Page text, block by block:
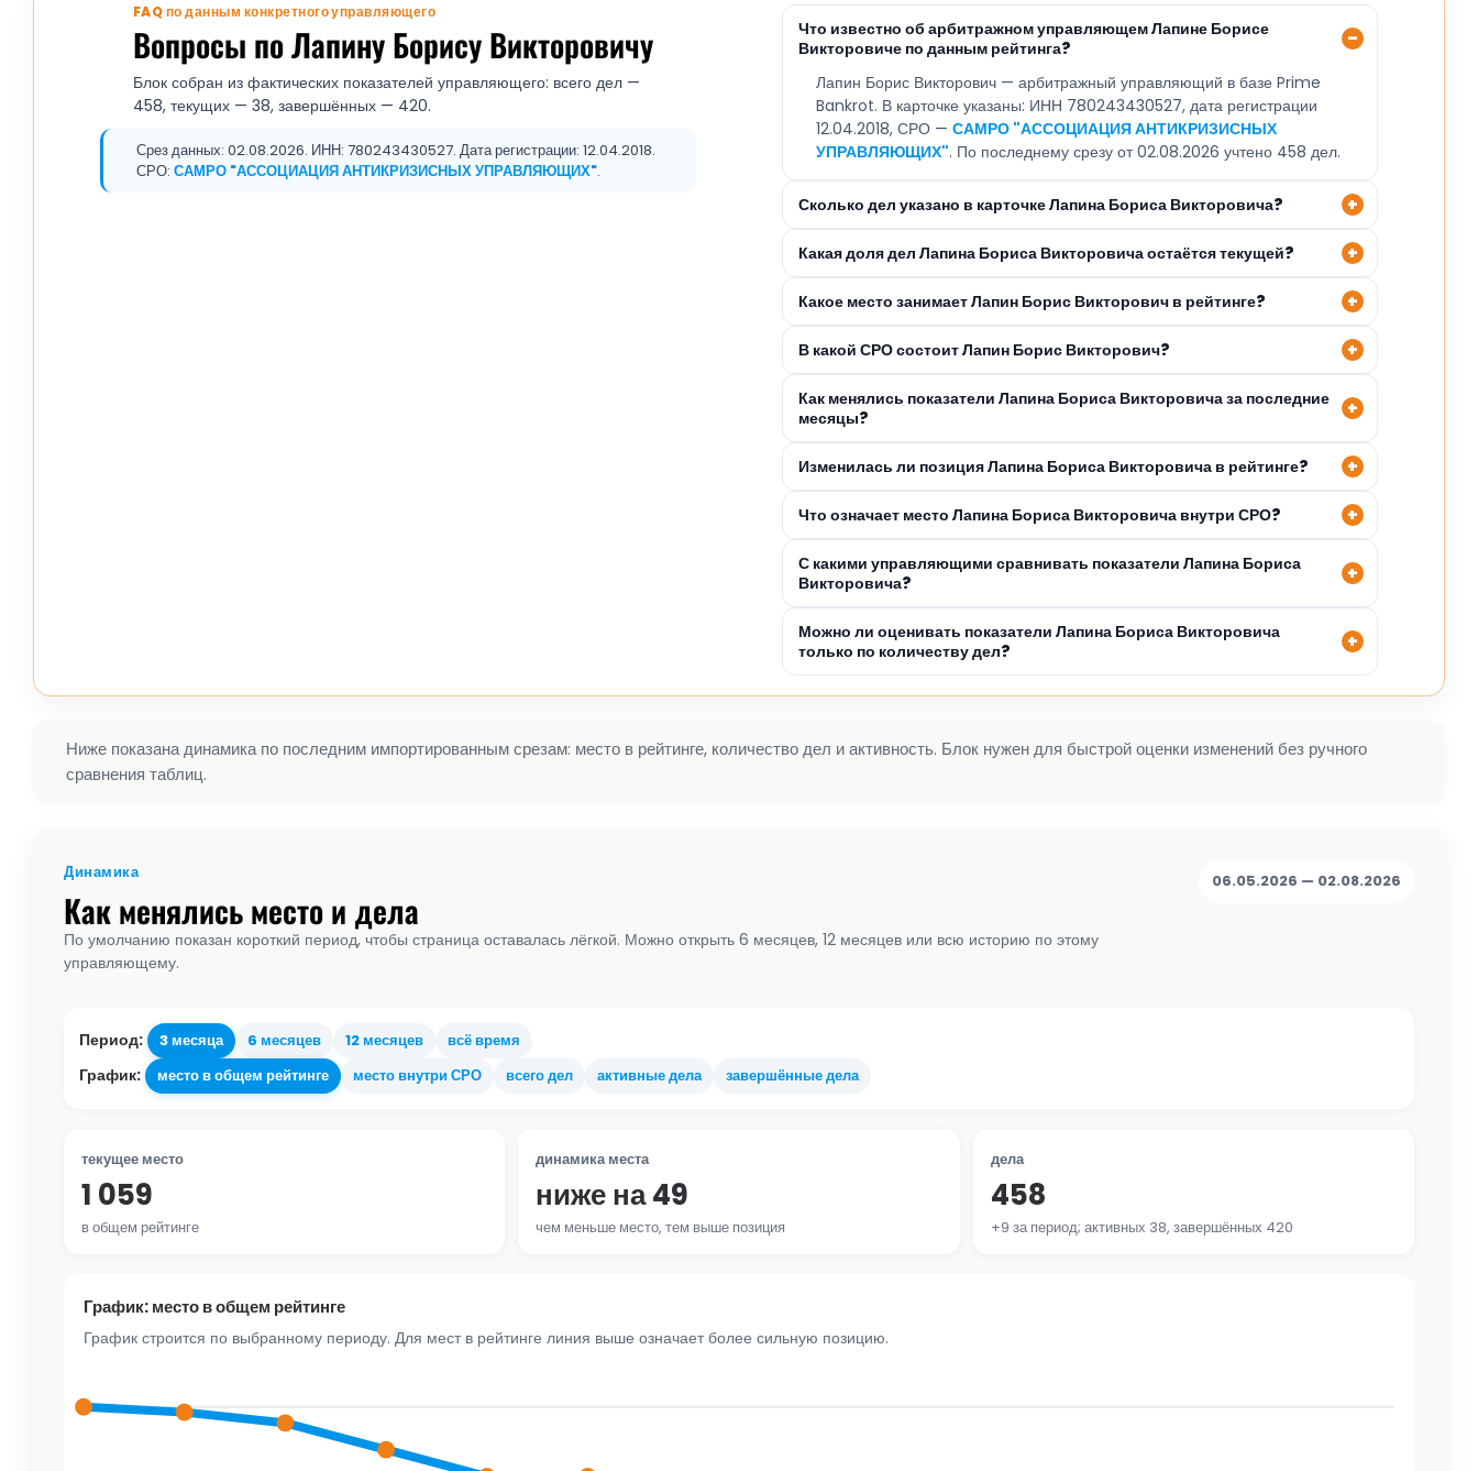
FAQ по данным конкретного управляющего
Вопросы по Лапину Борису Викторовичу
Блок собран из фактических показателей управляющего: всего дел —
458, текущих — 38, завершённых — 420.
Срез данных: 02.08.2026. ИНН: 780243430527. Дата регистрации: 12.04.2018.
СРО: САМРО "АССОЦИАЦИЯ АНТИКРИЗИСНЫХ УПРАВЛЯЮЩИХ".
Что известно об арбитражном управляющем Лапине Борисе
Викторовиче по данным рейтинга?
Лапин Борис Викторович — арбитражный управляющий в базе Prime
Bankrot. В карточке указаны: ИНН 780243430527, дата регистрации
12.04.2018, СРО — САМРО "АССОЦИАЦИЯ АНТИКРИЗИСНЫХ
УПРАВЛЯЮЩИХ". По последнему срезу от 02.08.2026 учтено 458 дел.
Сколько дел указано в карточке Лапина Бориса Викторовича?
Какая доля дел Лапина Бориса Викторовича остаётся текущей?
Какое место занимает Лапин Борис Викторович в рейтинге?
В какой СРО состоит Лапин Борис Викторович?
Как менялись показатели Лапина Бориса Викторовича за последние
месяцы?
Изменилась ли позиция Лапина Бориса Викторовича в рейтинге?
Что означает место Лапина Бориса Викторовича внутри СРО?
С какими управляющими сравнивать показатели Лапина Бориса
Викторовича?
Можно ли оценивать показатели Лапина Бориса Викторовича
только по количеству дел?
Ниже показана динамика по последним импортированным срезам: место в рейтинге, количество дел и активность. Блок нужен для быстрой оценки изменений без ручного
сравнения таблиц.
Динамика
Как менялись место и дела
По умолчанию показан короткий период, чтобы страница оставалась лёгкой. Можно открыть 6 месяцев, 12 месяцев или всю историю по этому
управляющему.
06.05.2026 — 02.08.2026
Период: 3 месяца 6 месяцев 12 месяцев всё время
График: место в общем рейтинге место внутри СРО всего дел активные дела завершённые дела
текущее место
1 059
в общем рейтинге
динамика места
ниже на 49
чем меньше место, тем выше позиция
дела
458
+9 за период; активных 38, завершённых 420
График: место в общем рейтинге
График строится по выбранному периоду. Для мест в рейтинге линия выше означает более сильную позицию.